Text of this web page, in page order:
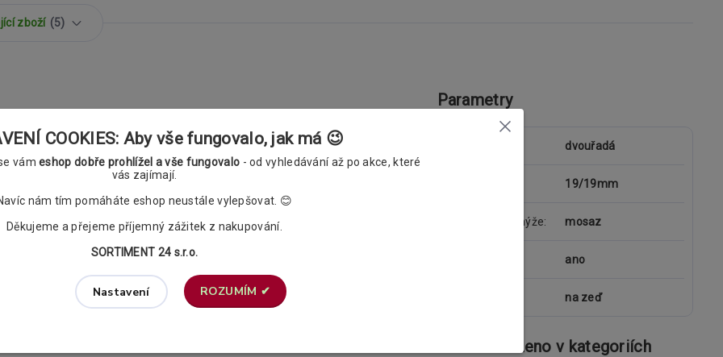
zboží 5
a 19mm - KUŽEL Plus mosazné
a 19mm ASPEN plus - DESIGN A
Parametry
dvouřadá
19/19mm
materiál garnýže mosaz
ano
na zeď
Zboží zařazeno v kategoriích
COOKIES: Aby vše fungovalo, jak má 😉
vámeshop dobře prohlížel a vše fungovalo - od vyhledávání až po akce, které
vás zajímají.
nám tím pomáháte eshop neustále vylepšovat. 😊
Děkujeme a přejeme příjemný zážitek z nakupování.
SORTIMENT 24 s.r.o.
Nastavení ROZUMÍM ✔